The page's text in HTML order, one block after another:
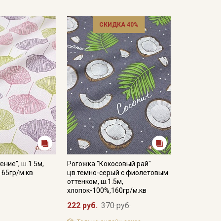
не накапливает статического
декоративные чехлы и наволочки на
набивными рисунками, которые очень
сумок — хозяйственных и модных женских
одежды.
на 10-15 мин; без отжима повесить
обработке, следует оставлять припуски при
в зависимости от настроек вашего монитора,
ш.1.5м,
м.кв
СКИДКА 40%
Рогожка "Кокосовый рай"
цв.темно-серый с фиолетовым
оттенком, ш.1.5м,
хлопок-100%,160гр/м.кв
222 руб. 370 руб.